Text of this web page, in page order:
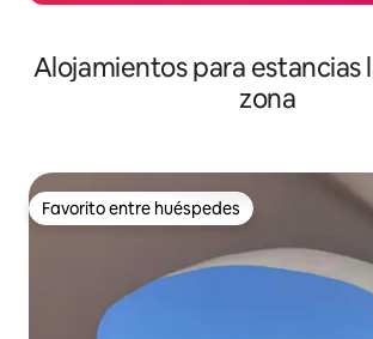
Alojamientos para estancias
zona
Favorito entre huéspedes
Favorito entre huéspedes